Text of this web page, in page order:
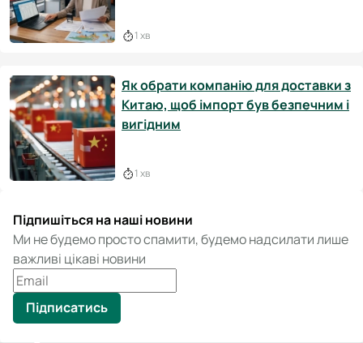
1 хв
Як обрати компанію для доставки з
Китаю, щоб імпорт був безпечним і
вигідним
1 хв
Підпишіться на наші новини
Ми не будемо просто спамити, будемо надсилати лише
важливі цікаві новини
Підписатись